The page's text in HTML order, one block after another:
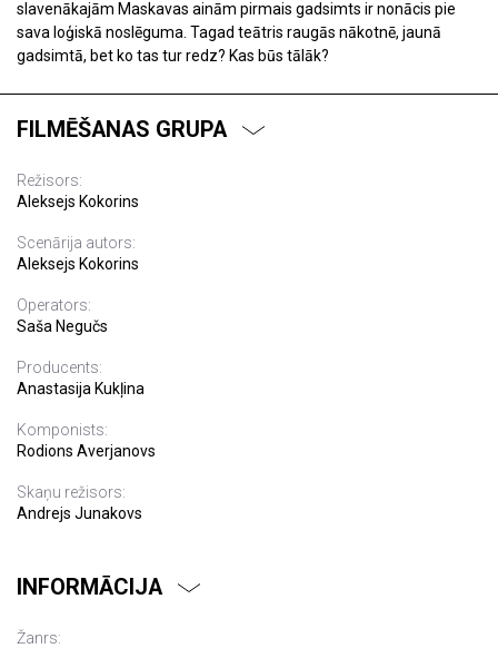
slavenākajām Maskavas ainām pirmais gadsimts ir nonācis pie
sava loģiskā noslēguma. Tagad teātris raugās nākotnē, jaunā
gadsimtā, bet ko tas tur redz? Kas būs tālāk?
FILMĒŠANAS GRUPA
Režisors:
Aleksejs Kokorins
Scenārija autors:
Aleksejs Kokorins
Operators:
Saša Negučs
Producents:
Anastasija Kukļina
Komponists:
Rodions Averjanovs
Skaņu režisors:
Andrejs Junakovs
INFORMĀCIJA
Žanrs: